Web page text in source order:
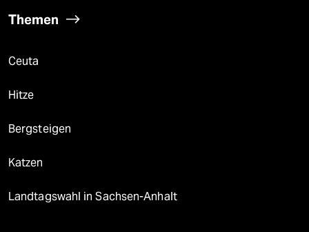
Themen
Ceuta
Hitze
Bergsteigen
Katzen
Landtagswahl in Sachsen-Anhalt